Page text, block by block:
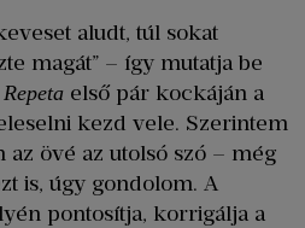
aludt, túl sokat
magát” – így mutatja be
Repeta első pár kockáján a
kezd vele. Szerintem
övé az utolsó szó – még
is, úgy gondolom. A
pontosítja, korrigálja a